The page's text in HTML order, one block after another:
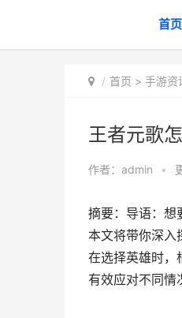
首页
首页 > 手游资
王者元歌
作者： admin •
摘要：导语：想
本文将带你深入
在选择英雄时，
有效应对不同情